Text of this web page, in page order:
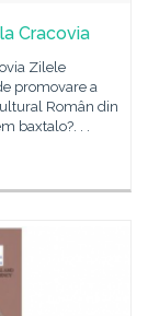
Cracovia
Zilele
promovare a
Român din
baxtalo?. . .